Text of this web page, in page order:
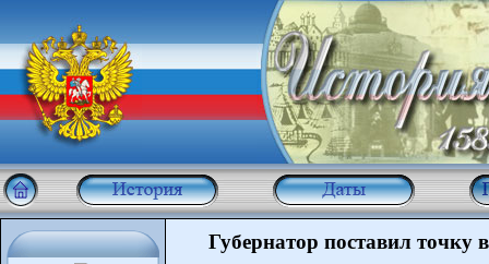
Губернатор поставил точку